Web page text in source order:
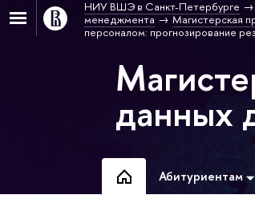
НИУ ВШЭ в Санкт-Петербурге
менеджмента
Магистерская
персоналом: прогнозирование
данных
Абитуриентам